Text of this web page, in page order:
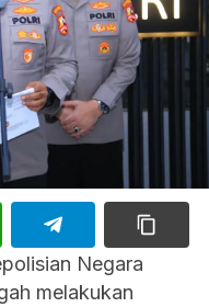
Negara
melakukan